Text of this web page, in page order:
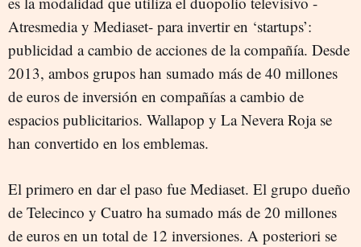
Atresmedia y Mediaset- para invertir en ‘startups’:
publicidad a cambio de acciones de la compañía. Desde
2013, ambos grupos han sumado más de 40 millones
de euros de inversión en compañías a cambio de
espacios publicitarios. Wallapop y La Nevera Roja se
han convertido en los emblemas.
El primero en dar el paso fue Mediaset. El grupo dueño
de Telecinco y Cuatro ha sumado más de 20 millones
de euros en un total de 12 inversiones. A posteriori se